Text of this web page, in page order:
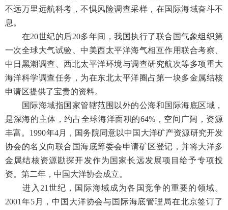
不远万里远航科考，不惧风险调查采样，在国际海域奋斗不
息。
在20世纪的后20多年间，我国执行了联合国气象组织第
一次全球大气试验、中美西太平洋海气相互作用联合考察、
中日黑潮调查、西北太平洋环境与调查研究航次等多项重大
海洋科学调查任务，为在东北太平洋圈占第一块多金属结核
申请区提供了宝贵的资料。
国际海域指国家管辖范围以外的公海和国际海底区域，
是深海的主体，约占全球海洋面积的64%，空间广阔，资源
丰富。1990年4月，国务院同意以中国大洋矿产资源研究开发
协会的名义向联合国海底筹委会申请矿区登记，并将大洋多
金属结核资源勘探开发作为国家长远发展项目给予专项投
资。第二年，中国大洋协会成立。
进入21世纪，国际海域成为各国竞争的重要的领域。
2001年5月，中国大洋协会与国际海底管理局在北京签订了